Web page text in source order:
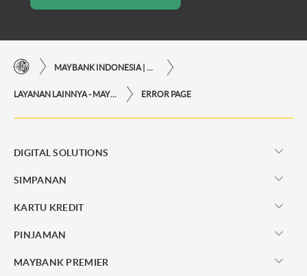
ERROR PAGE
DIGITAL SOLUTIONS
SIMPANAN
KARTU KREDIT
PINJAMAN
MAYBANK PREMIER